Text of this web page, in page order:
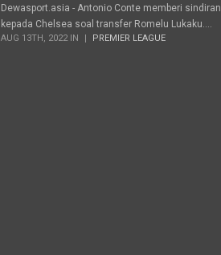
Dewasport.asia - Antonio Conte memberi sindiran
kepada Chelsea soal transfer Romelu Lukaku....
AUG 13TH, 2022 IN PREMIER LEAGUE